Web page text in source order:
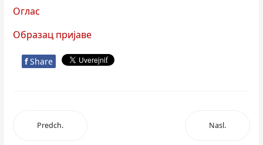
Оглас
Образац пријаве
f Share
Predch. Nasl.